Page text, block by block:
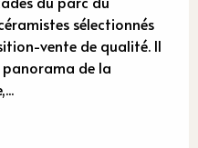
sélectionnés
vente de qualité. Il
de la